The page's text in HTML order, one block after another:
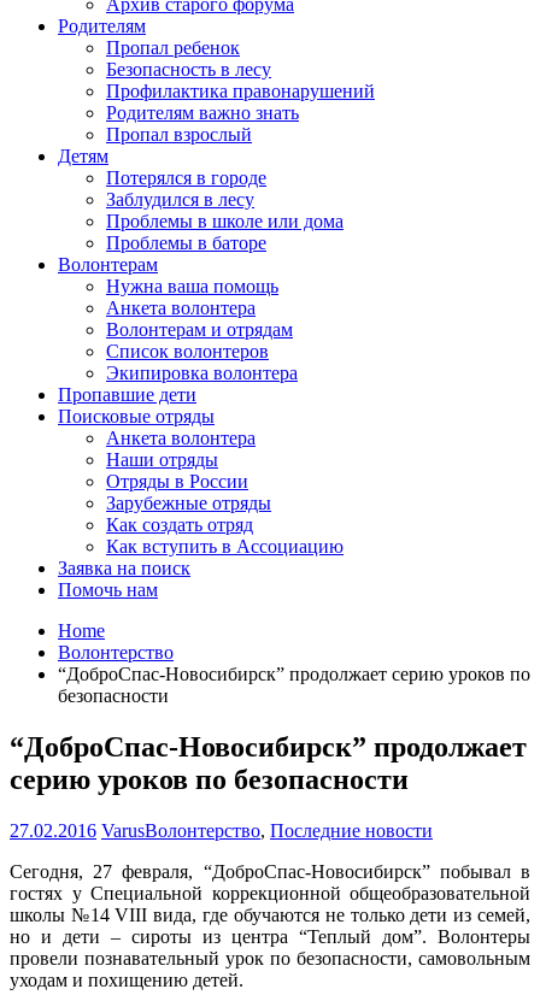
Архив старого форума
Родителям
Пропал ребенок
Безопасность в лесу
Профилактика правонарушений
Родителям важно знать
Пропал взрослый
Детям
Потерялся в городе
Заблудился в лесу
Проблемы в школе или дома
Проблемы в баторе
Волонтерам
Нужна ваша помощь
Анкета волонтера
Волонтерам и отрядам
Список волонтеров
Экипировка волонтера
Пропавшие дети
Поисковые отряды
Анкета волонтера
Наши отряды
Отряды в России
Зарубежные отряды
Как создать отряд
Как вступить в Ассоциацию
Заявка на поиск
Помочь нам
Home
Волонтерство
“ДоброСпас-Новосибирск” продолжает серию уроков по
безопасности
“ДоброСпас-Новосибирск” продолжает
серию уроков по безопасности
27.02.2016 VarusВолонтерство, Последние новости
Сегодня, 27 февраля, “ДоброСпас-Новосибирск” побывал в
гостях у Специальной коррекционной общеобразовательной
школы №14 VIII вида, где обучаются не только дети из семей,
но и дети – сироты из центра “Теплый дом”. Волонтеры
провели познавательный урок по безопасности, самовольным
уходам и похищению детей.